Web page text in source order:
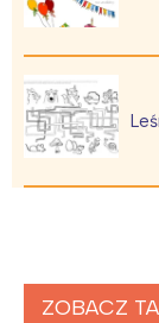
ZOBACZ